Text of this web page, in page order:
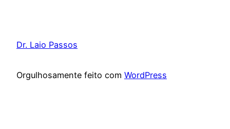
Dr. Laio Passos
Orgulhosamente feito com WordPress